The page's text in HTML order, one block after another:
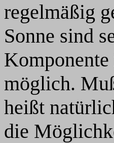
regelmäßig
Sonne sind
möglich.
heißt
die